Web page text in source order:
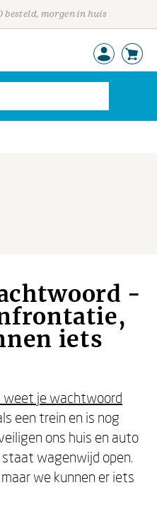
besteld, morgen in huis
-
iets
weet je wachtwoord
een trein en is nog
ons huis en auto
staat wagenwijd open.
we kunnen er iets